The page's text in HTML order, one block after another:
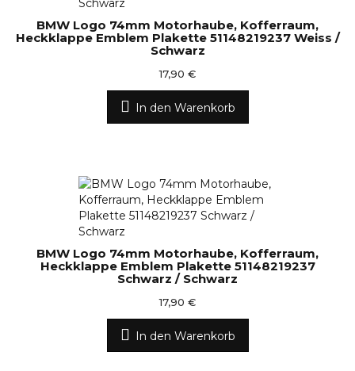
BMW Logo 74mm Motorhaube, Kofferraum,
Heckklappe Emblem Plakette 51148219237 Weiss /
Schwarz
17,90 €
In den Warenkorb
BMW Logo 74mm Motorhaube, Kofferraum,
Heckklappe Emblem Plakette 51148219237
Schwarz / Schwarz
17,90 €
In den Warenkorb